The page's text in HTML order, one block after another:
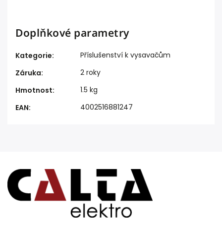
Doplňkové parametry
Kategorie:
Příslušenství k vysavačům
Záruka:
2 roky
Hmotnost:
1.5 kg
EAN: 4002516881247